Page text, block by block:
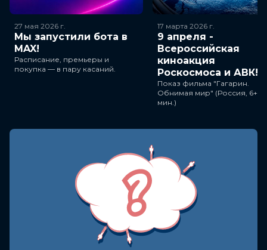
27 мая 2026 г.
Мы запустили бота в
MAX!
Расписание, премьеры и
покупка — в пару касаний.
17 марта 2026 г.
9 апреля -
Всероссийская
киноакция
Роскосмоса и АВК!
Показ фильма "Гагарин.
Обнимая мир" (Россия, 6+,
мин.)